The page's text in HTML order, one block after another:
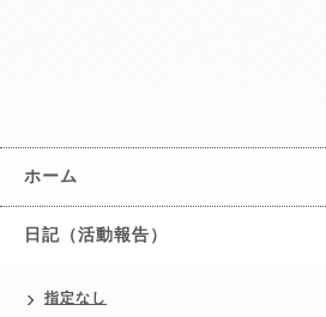
ホーム
日記（活動報告）
指定なし